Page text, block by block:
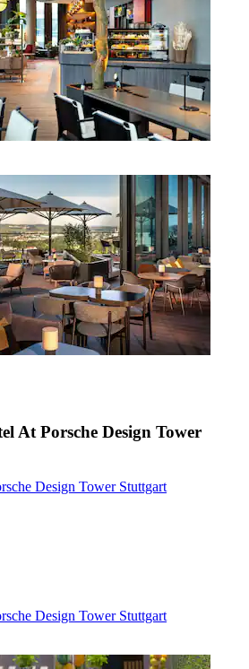
At Porsche Design Tower
Design Tower Stuttgart
Design Tower Stuttgart